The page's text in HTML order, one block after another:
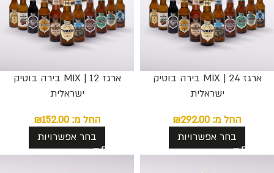
ארגז 24 | MIX בירה בוטיק
ישראלית
החל מ:
₪292.00
בחר אפשרויות
ארגז 12 | MIX בירה בוטיק
ישראלית
החל מ:
₪152.00
בחר אפשרויות